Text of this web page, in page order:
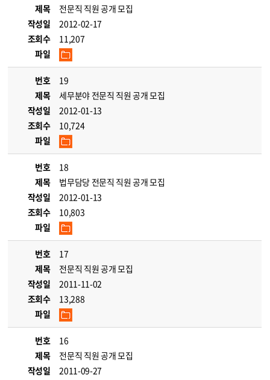
제목
전문직 직원 공개 모집
작성일
2012-02-17
조회수
11,207
파일
번호
19
제목
세무분야 전문직 직원 공개 모집
작성일
2012-01-13
조회수
10,724
파일
번호
18
제목
법무담당 전문직 직원 공개 모집
작성일
2012-01-13
조회수
10,803
파일
번호
17
제목
전문직 직원 공개 모집
작성일
2011-11-02
조회수
13,288
파일
번호
16
제목
전문직 직원 공개 모집
작성일
2011-09-27